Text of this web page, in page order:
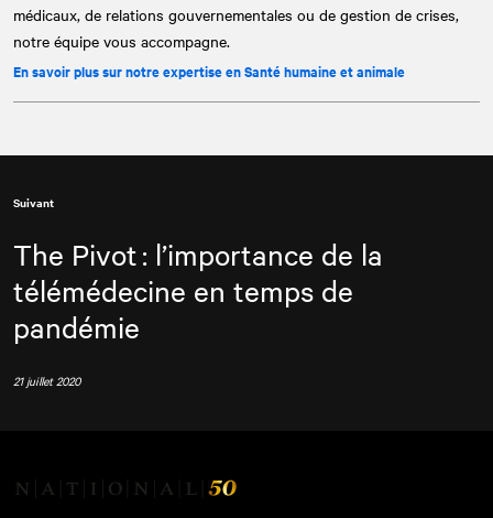
médicaux, de relations gouvernementales ou de gestion de crises,
notre équipe vous accompagne.
En savoir plus sur notre expertise en Santé humaine et animale
Suivant
The Pivot : l’importance de la
télémédecine en temps de
pandémie
21 juillet 2020